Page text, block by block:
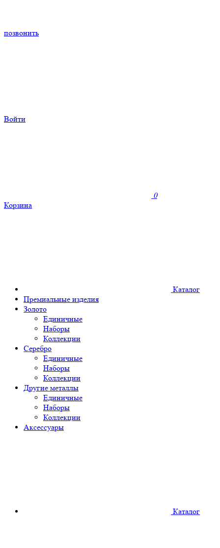
позвонить
Войти
0
Корзина
Каталог
Премиальные изделия
Золото
Единичные
Наборы
Коллекции
Серебро
Единичные
Наборы
Коллекции
Другие металлы
Единичные
Наборы
Коллекции
Аксессуары
Каталог